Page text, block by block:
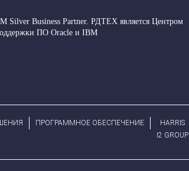
Business Partner. РДТЕХ является Центром
ПО Oracle и IBM
ПРОГРАММНОЕ ОБЕСПЕЧЕНИЕ
HARRIS
І2 GROUP